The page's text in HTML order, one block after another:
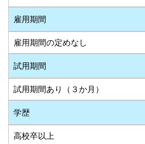
雇用期間
雇用期間の定めなし
試用期間
試用期間あり（３か月）
学歴
高校卒以上